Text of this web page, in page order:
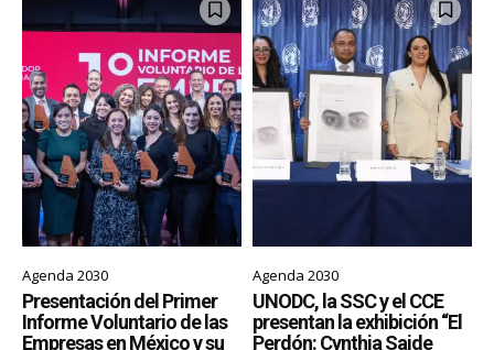
Agenda 2030
Presentación del Primer
Informe Voluntario de las
Empresas en México y su
Agenda 2030
UNODC, la SSC y el CCE
presentan la exhibición “El
Perdón: Cynthia Saide